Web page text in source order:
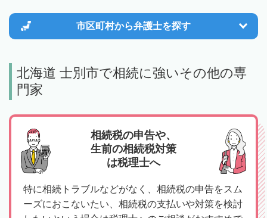
市区町村から弁護士を探す
北海道 士別市で相続に強いその他の専
門家
相続税の申告や、
生前の相続税対策
は税理士へ
特に相続トラブルなどがなく、相続税の申告をスム
ーズにおこないたい、相続税の支払いや対策を検討